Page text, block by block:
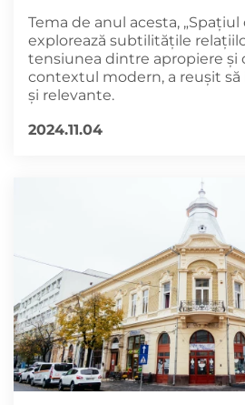
Tema de anul acesta, „Spațiul
explorează subtilitățile
tensiunea dintre apropiere și
contextul modern, a reușit să
și relevante.
2024.11.04